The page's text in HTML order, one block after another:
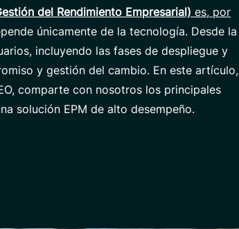
del Rendimiento Empresarial) es, por
únicamente de la tecnología. Desde la
incluyendo las fases de despliegue y
y gestión del cambio. En este artículo,
comparte con nosotros los principales
solución EPM de alto desempeño.